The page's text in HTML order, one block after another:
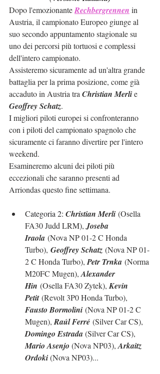
Dopo l'emozionante Rechbergrennen in
Austria, il campionato Europeo giunge al
suo secondo appuntamento stagionale su
uno dei percorsi più tortuosi e complessi
dell'intero campionato.
Assisteremo sicuramente ad un'altra grande
battaglia per la prima posizione, come già
accaduto in Austria tra Christian Merli e
Geoffrey Schatz.
I migliori piloti europei si confronteranno
con i piloti del campionato spagnolo che
sicuramente ci faranno divertire per l'intero
weekend.
Esamineremo alcuni dei piloti più
eccezionali che saranno presenti ad
Arriondas questo fine settimana.
Categoria 2: Christian Merli (Osella
FA30 Judd LRM), Joseba
Iraola (Nova NP 01-2 C Honda
Turbo), Geoffrey Schatz (Nova NP 01-
2 C Honda Turbo), Petr Trnka (Norma
M20FC Mugen), Alexander
Hin (Osella FA30 Zytek), Kevin
Petit (Revolt 3P0 Honda Turbo),
Fausto Bormolini (Nova NP 01-2 C
Mugen), Raúl Ferré (Silver Car CS),
Domingo Estrada (Silver Car CS),
Mario Asenjo (Nova NP03), Arkaitz
Ordoki (Nova NP03)...